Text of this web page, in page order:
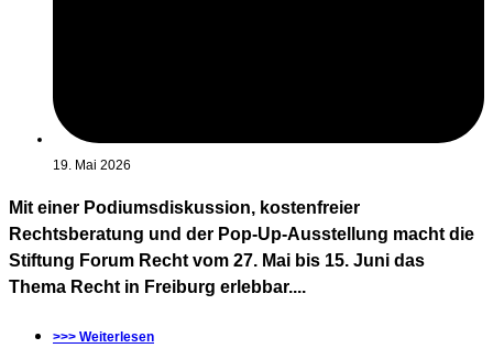
19. Mai 2026
Mit einer Podiumsdiskussion, kostenfreier
Rechtsberatung und der Pop-Up-Ausstellung macht die
Stiftung Forum Recht vom 27. Mai bis 15. Juni das
Thema Recht in Freiburg erlebbar....
>>> Weiterlesen